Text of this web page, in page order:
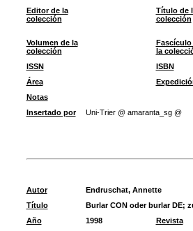
Editor de la
colección
Título de
colección
Volumen de la
colección
Fascículo
la
ISSN
ISBN
Área
Notas
Insertado por
Uni-Trier @ amaranta_sg @
Autor
Endruschat, Annette
Título
Burlar CON oder burlar DE;
Año
1998 Revista